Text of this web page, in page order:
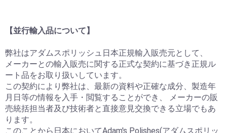
【並行輸入品について】
弊社はアダムスポリッシュ日本正規輸入販売元として、
メーカーとの輸入販売に関する正式な契約に基づき正規ル
ート品をお取り扱いしています。
この契約により弊社は、最新の資料や正確な成分、製造年
月日等の情報を入手・閲覧することができ、 メーカーの販
売統括担当者及び技術者と直接意見交換できる立場でもあ
ります。
このことから日本においてAdam's Polishes(アダムスポリッ